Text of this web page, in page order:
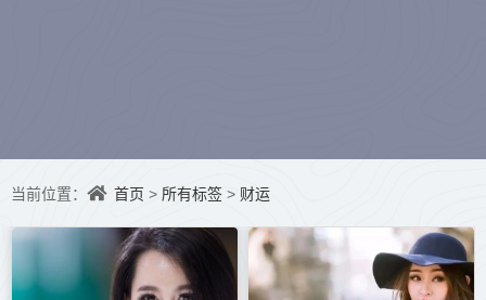
当前位置： 首页 > 所有标签 > 财运